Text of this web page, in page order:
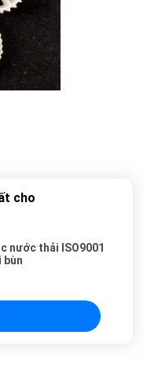
cho
nước thải ISO9001
bùn